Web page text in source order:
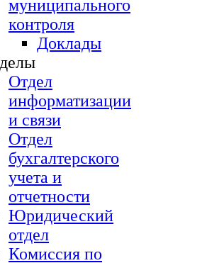
муниципального
контроля
Доклады
Отдел
информатизации
и связи
Отдел
бухгалтерского
учета и
отчетности
Юридический
отдел
Комиссия по